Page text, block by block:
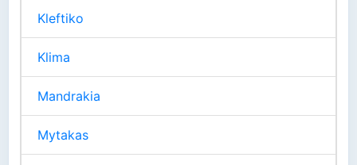
Kleftiko
Klima
Mandrakia
Mytakas